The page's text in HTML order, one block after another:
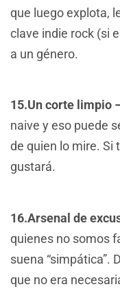
que luego explota,
clave indie rock (si
a un género.
15.Un corte limpio
naive y eso puede
de quien lo mire. Si
gustará.
16.Arsenal de
quienes no somos
suena “simpática”.
que no era